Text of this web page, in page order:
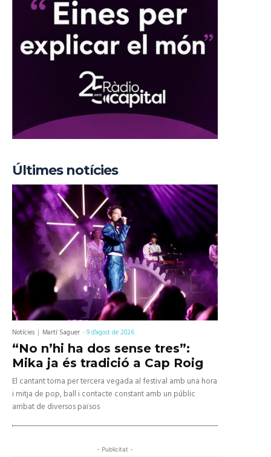
Últimes notícies
Notícies Martí Saguer -9 d'agost de 2026
“No n’hi ha dos sense tres”:
Mika ja és tradició a Cap Roig
El cantant torna per tercera vegada al festival amb una hora
i mitja de pop, ball i contacte constant amb un públic
arribat de diversos països
- Publicitat -